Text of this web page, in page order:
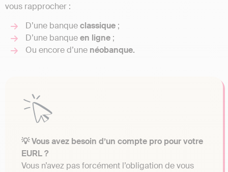
vous rapprocher :
D’une banqueclassique ;
D’une banqueen ligne ;
Ou encore d’une néobanque.
💡 Vous avez besoin d’un compte pro pour votre
EURL ?
Vous n’avez pas forcément l’obligation de vous